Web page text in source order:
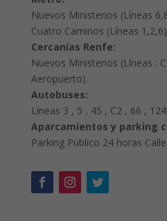
Nuevos Ministerios (Líneas
Cuatro Caminos (Líneas
Cercanías Renfe:
Nuevos Ministerios (Líneas :
Aeropuerto).
Autobuses:
Líneas 3 , 5 , 45 , C2 , 66 ,
Aparcamientos y parking
Parking Público 24 horas